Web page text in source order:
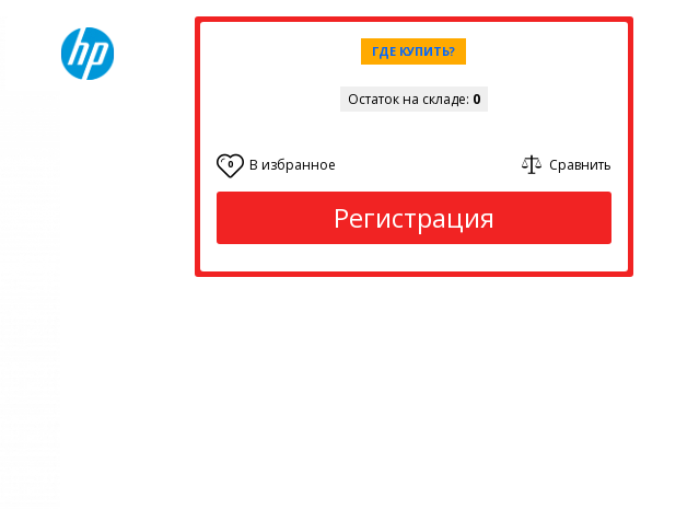
ГДЕ КУПИТЬ?
Остаток на складе: 0
0 В избранное Сравнить
Регистрация